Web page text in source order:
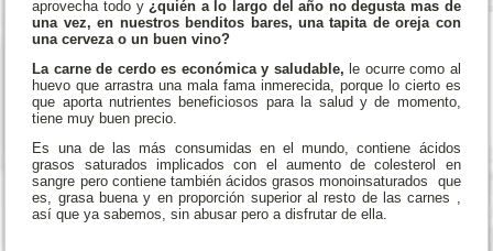
aprovecha todo y¿quién a lo largo del año no degusta mas de
una vez, en nuestros benditos bares, una tapita de oreja con
una cerveza o un buen vino?
La carne de cerdo es económica y saludable, le ocurre como al
huevo que arrastra una mala fama inmerecida, porque lo cierto es
que aporta nutrientes beneficiosos para la salud y de momento,
tiene muy buen precio.
Es una de las más consumidas en el mundo, contiene ácidos
grasos saturados implicados con el aumento de colesterol en
sangre pero contiene también ácidos grasos monoinsaturados que
es, grasa buena y en proporción superior al resto de las carnes ,
así que ya sabemos, sin abusar pero a disfrutar de ella.